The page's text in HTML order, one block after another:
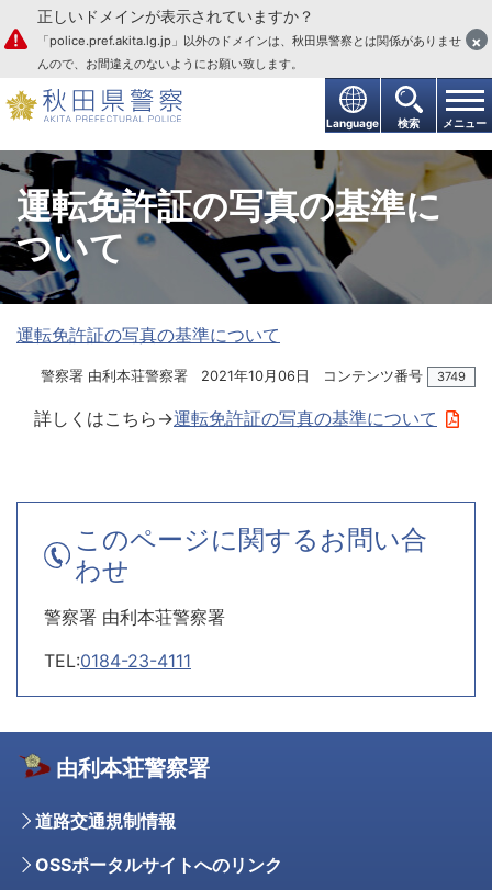
本文へ
Language 検索 メニュー
正しいドメインが表示されていますか？
「police.pref.akita.lg.jp」以外のドメインは、秋田県警察とは関係がありませ
んので、お間違えのないようにお願い致します。
×
運転免許証の写真の基準に
ついて
運転免許証の写真の基準について
警察署 由利本荘警察署 2021年10月06日 コンテンツ番号 3749
詳しくはこちら→運転免許証の写真の基準について
このページに関するお問い合
わせ
警察署 由利本荘警察署
TEL:0184-23-4111
由利本荘警察署
道路交通規制情報
OSSポータルサイトへのリンク